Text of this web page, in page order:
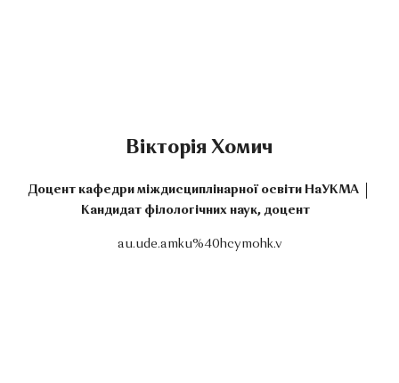
Вікторія Хомич
Доцент кафедри міждисциплінарної освіти НаУКМА
Кандидат філологічних наук, доцент
au.ude.amku%40hcymohk.v